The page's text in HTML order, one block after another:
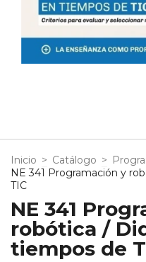
Inicio > Catálogo >
NE 341 Programación y
TIC
NE 341
robótica /
tiempos de